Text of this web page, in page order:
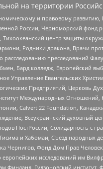
на территории
и правовому
России, Черноморский фонд
центр защиты
Родники дракона, Врачи
преследований
Бард колледж, Европейский
Евангельских
Предприятий, Церковь
Международных
Calvert 22 Foundation,
Всеукраинский духовный
ПостРоссии, Солидарность с
и Хабомаи, Съезд народных
Чернигов, Фонд Дом Прав
исследований им
Гудзоновский институт,